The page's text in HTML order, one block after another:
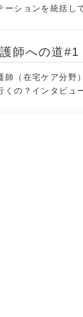
ーションを統括し
師への道#1
師（在宅ケア分野
くの？インタビュ